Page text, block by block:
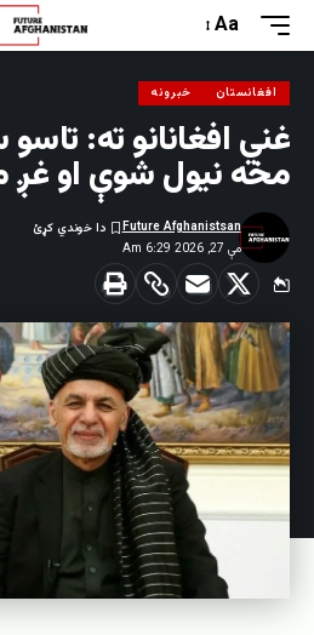
Aa
افغانستان خبرونه
غني افغانانو ته:
مخه نیول شوې او
مې 27, 2026 6:29 Am
Future Afghanistsan